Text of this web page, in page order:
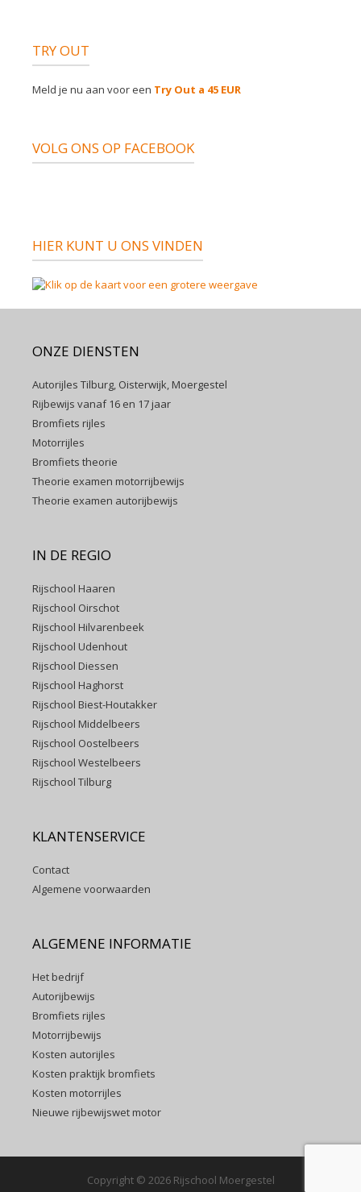
TRY OUT
Meld je nu aan voor een Try Out a 45 EUR
VOLG ONS OP FACEBOOK
HIER KUNT U ONS VINDEN
ONZE DIENSTEN
Autorijles Tilburg, Oisterwijk, Moergestel
Rijbewijs vanaf 16 en 17 jaar
Bromfiets rijles
Motorrijles
Bromfiets theorie
Theorie examen motorrijbewijs
Theorie examen autorijbewijs
IN DE REGIO
Rijschool Haaren
Rijschool Oirschot
Rijschool Hilvarenbeek
Rijschool Udenhout
Rijschool Diessen
Rijschool Haghorst
Rijschool Biest-Houtakker
Rijschool Middelbeers
Rijschool Oostelbeers
Rijschool Westelbeers
Rijschool Tilburg
KLANTENSERVICE
Contact
Algemene voorwaarden
ALGEMENE INFORMATIE
Het bedrijf
Autorijbewijs
Bromfiets rijles
Motorrijbewijs
Kosten autorijles
Kosten praktijk bromfiets
Kosten motorrijles
Nieuwe rijbewijswet motor
Copyright © 2026 Rijschool Moergestel